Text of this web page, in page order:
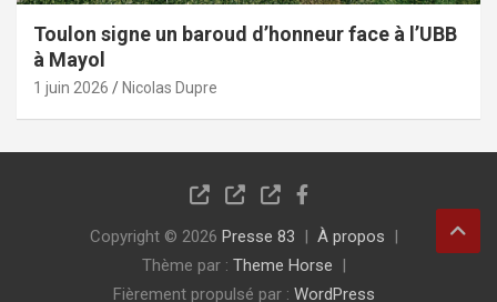
Toulon signe un baroud d’honneur face à l’UBB
à Mayol
1 juin 2026 Nicolas Dupre
Copyright © 2026 Presse 83
À propos
Thème par : Theme Horse
Fièrement propulsé par : WordPress